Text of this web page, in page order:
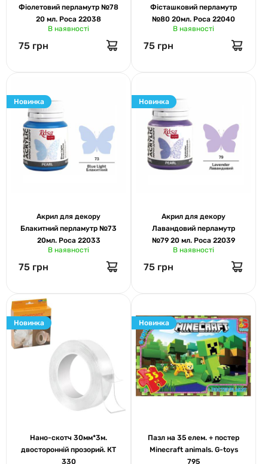
Фіолетовий перламутр №78
20 мл. Роса 22038
В наявності
75 грн
Фісташковий перламутр
№80 20мл. Роса 22040
В наявності
75 грн
Новинка
Акрил для декору
Блакитний перламутр №73
20мл. Роса 22033
В наявності
75 грн
Новинка
Акрил для декору
Лавандовий перламутр
№79 20 мл. Роса 22039
В наявності
75 грн
Новинка
Нано-скотч 30мм*3м.
двосторонній прозорий. КТ
330
Новинка
Пазл на 35 елем. + постер
Minecraft animals. G-toys
795